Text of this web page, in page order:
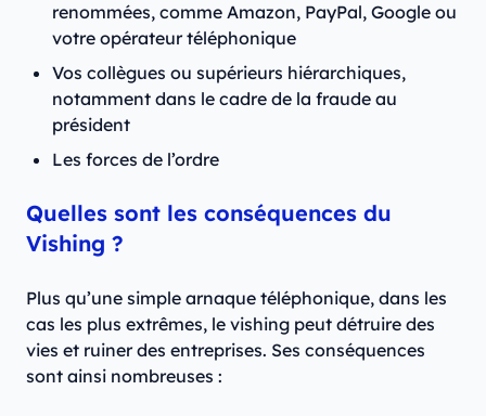
renommées, comme Amazon, PayPal, Google ou
votre opérateur téléphonique
Vos collègues ou supérieurs hiérarchiques,
notamment dans le cadre de la fraude au
président
Les forces de l’ordre
Quelles sont les conséquences du
Vishing ?
Plus qu’une simple arnaque téléphonique, dans les
cas les plus extrêmes, le vishing peut détruire des
vies et ruiner des entreprises. Ses conséquences
sont ainsi nombreuses :